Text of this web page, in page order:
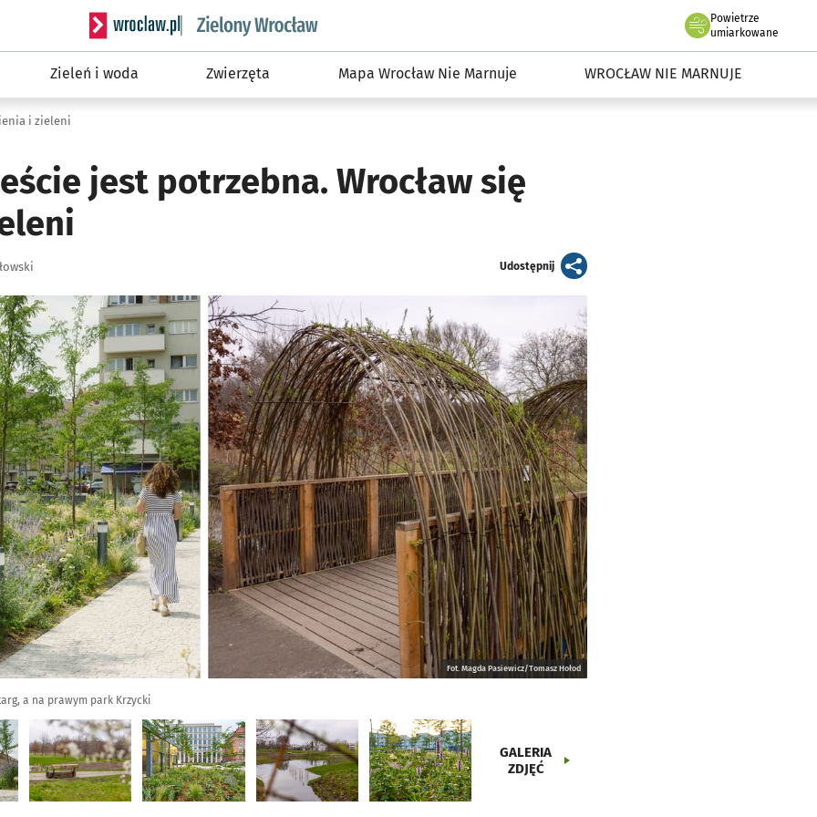
Serwis informacyjny wroclaw.pl podserwis: Środowisko we Wrocławiu
Powietrze
we Wrocławiu
umiarkowane
Zieleń i woda Zwierzęta Mapa Wrocław Nie Marnuje WROCŁAW NIE MARNUJE
i zieleni
jest potrzebna. Wrocław się
Udostępnijartykuł
Fot. Magda Pasiewicz/Tomasz Hołod
a na prawym park Krzycki
GALERIA
ZDJĘĆ